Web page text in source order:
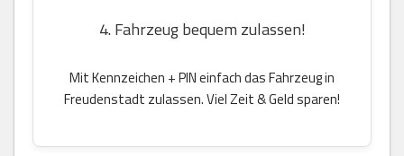
4. Fahrzeug bequem zulassen!
Mit Kennzeichen + PIN einfach das Fahrzeug in
Freudenstadt zulassen. Viel Zeit & Geld sparen!